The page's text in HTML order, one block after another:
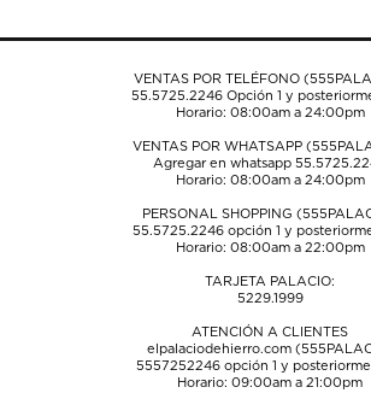
envío.envío.envío.envío.envío.
VENTAS POR TELÉFONO
55.5725.2246Opción 1 y
Horario: 08:00am a 24:00pm
VENTAS POR WHATSAPP
Agregar en whatsapp
Horario: 08:00am a 24:00pm
PERSONAL SHOPPING
55.5725.2246opción 1 y
Horario: 08:00am a 22:00pm
TARJETA PALACIO:
5229.1999
ATENCIÓN A CLIENTES
elpalaciodehierro.com
5557252246opción 1 y
Horario: 09:00am a 21:00pm